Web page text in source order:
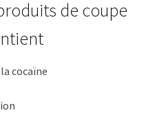
de coupe
cocaïne